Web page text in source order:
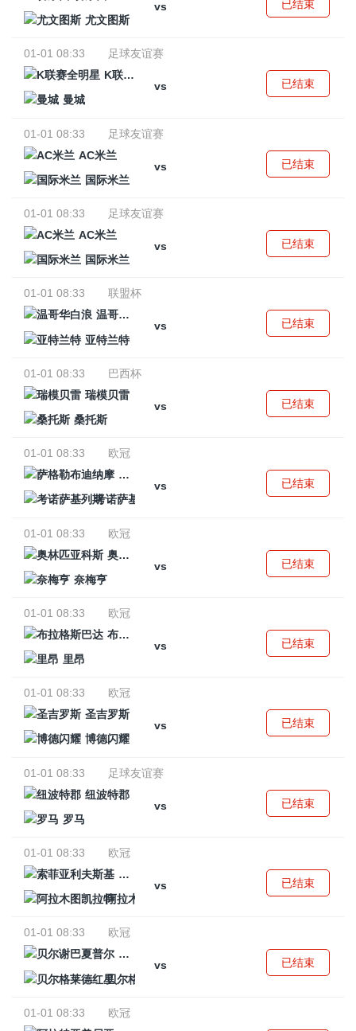
vs
尤文图斯
已结束
01-01 08:33
足球友谊赛
K联赛全明星
vs
曼城
已结束
01-01 08:33
足球友谊赛
AC米兰
vs
国际米兰
已结束
01-01 08:33
足球友谊赛
AC米兰
vs
国际米兰
已结束
01-01 08:33
联盟杯
温哥华白浪
vs
亚特兰特
已结束
01-01 08:33
巴西杯
瑞模贝雷
vs
桑托斯
已结束
01-01 08:33
欧冠
萨格勒布迪纳摩
vs
考诺萨基列斯
已结束
01-01 08:33
欧冠
奥林匹亚科斯
vs
奈梅亨
已结束
01-01 08:33
欧冠
布拉格斯巴达
vs
里昂
已结束
01-01 08:33
欧冠
圣吉罗斯
vs
博德闪耀
已结束
01-01 08:33
足球友谊赛
纽波特郡
vs
罗马
已结束
01-01 08:33
欧冠
索菲亚利夫斯基
vs
阿拉木图凯拉特
已结束
01-01 08:33
欧冠
贝尔谢巴夏普尔
vs
贝尔格莱德红星
已结束
01-01 08:33
欧冠